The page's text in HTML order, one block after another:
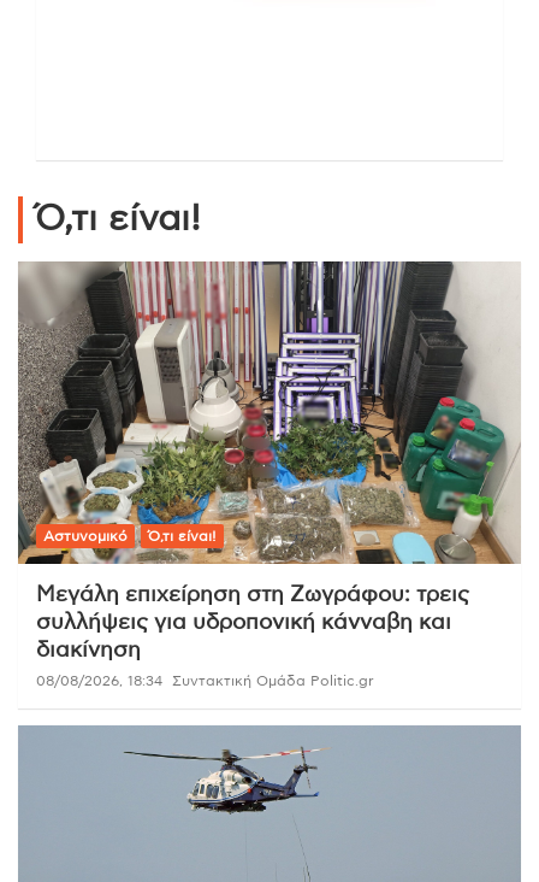
Ό,τι είναι!
Αστυνομικό Ό,τι είναι!
Μεγάλη επιχείρηση στη Ζωγράφου: τρεις
συλλήψεις για υδροπονική κάνναβη και
διακίνηση
08/08/2026, 18:34 Συντακτική Ομάδα Politic.gr